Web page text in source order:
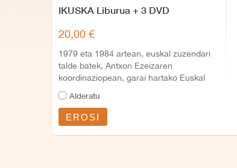
IKUSKA Liburua + 3 DVD
20,00 €
1979 eta 1984 artean, euskal zuzendari
talde batek, Antxon Ezeizaren
koordinaziopean, garai hartako Euskal
Herriaren...
Alderatu
EROSI